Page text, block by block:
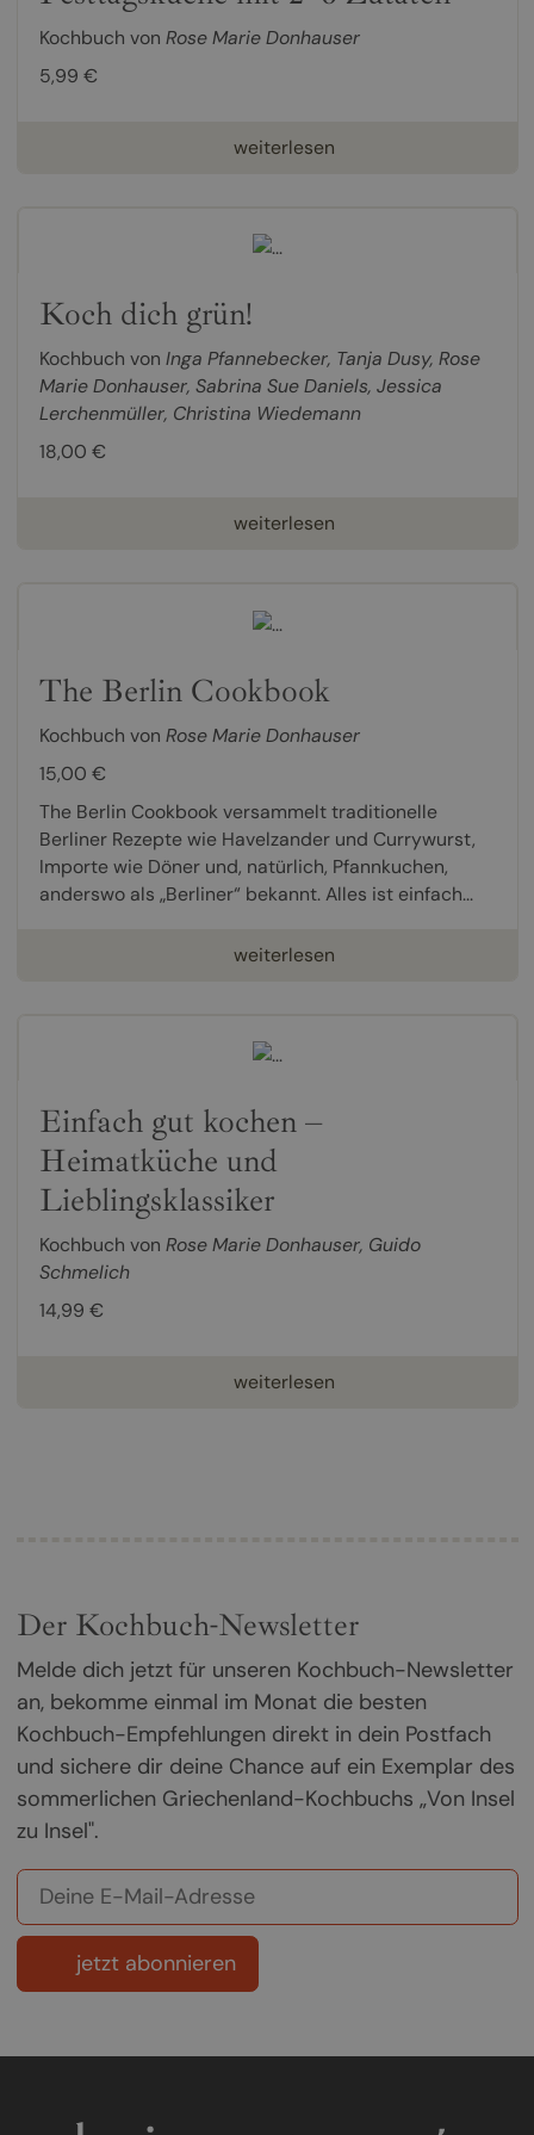
Kochbuch von Rose Marie Donhauser
5,99 €
weiterlesen
Koch dich grün!
Kochbuch von Inga Pfannebecker, Tanja Dusy, Rose
Marie Donhauser, Sabrina Sue Daniels, Jessica
Lerchenmüller, Christina Wiedemann
18,00 €
weiterlesen
The Berlin Cookbook
Kochbuch von Rose Marie Donhauser
15,00 €
The Berlin Cookbook versammelt tradi­tionelle
Berliner Rezepte wie Havelzander und Currywurst,
Importe wie Döner und, natürlich, Pfannkuchen,
anderswo als „Berliner“ bekannt. Alles ist einfach...
weiterlesen
Einfach gut kochen –
Heimatküche und
Lieblingsklassiker
Kochbuch von Rose Marie Donhauser, Guido
Schmelich
14,99 €
weiterlesen
Der Kochbuch-Newsletter
Melde dich jetzt für unseren Kochbuch-Newsletter
an, bekomme einmal im Monat die besten
Kochbuch-Empfehlungen direkt in dein Postfach
und sichere dir deine Chance auf ein Exemplar des
sommerlichen Griechenland-Kochbuchs „Von Insel
zu Insel".
jetzt abonnieren